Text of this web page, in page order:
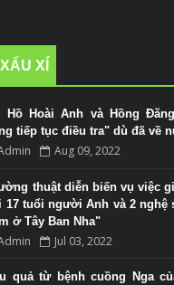
XÍ
Hồ Hoài Anh và Hồng
tiếp tục điều tra" dù đã về
Aug 09, 2022
thuật diễn biến vụ việc
17 tuổi người Anh và 2 nghệ
ở Tây Ban Nha"
Jul 03, 2022
quả từ bệnh cuồng Nga